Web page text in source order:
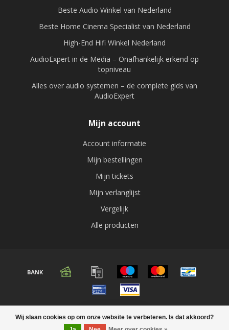
Wij slaan cookies op om onze website te verbeteren. Is dat akkoord?
Beste Audio Winkel van Nederland
Beste Home Cinema Specialist van Nederland
High-End Hifi Winkel Nederland
AudioExpert in de Media – Onafhankelijk erkend op
topniveau
Alles over audio systemen – de complete gids van
AudioExpert
Mijn account
Account informatie
Mijn bestellingen
Mijn tickets
Mijn verlanglijst
Vergelijk
Alle producten
© Copyright 2026 Audio expert
FILTERS